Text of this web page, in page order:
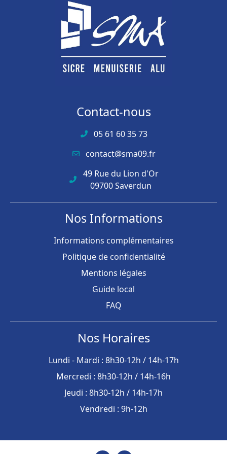
Contact-nous
05 61 60 35 73
contact@sma09.fr
49 Rue du Lion d'Or
09700 Saverdun
Nos Informations
Informations complémentaires
Politique de confidentialité
Mentions légales
Guide local
FAQ
Nos Horaires
Lundi - Mardi : 8h30-12h / 14h-17h
Mercredi : 8h30-12h / 14h-16h
Jeudi : 8h30-12h / 14h-17h
Vendredi : 9h-12h